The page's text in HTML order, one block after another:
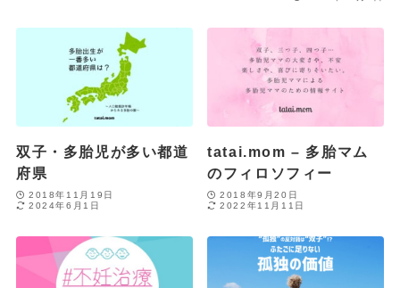
双子・多胎児が多い都道
府県
2018年11月19日
2024年6月1日
tatai.mom – 多胎マム
のフィロソフィー
2018年9月20日
2022年11月11日